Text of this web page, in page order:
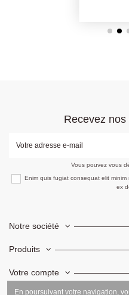
Recevez
Vous pouvez vous
Enim quis fugiat consequat elit
ex
Notre société
Produits
Votre compte
En poursuivant votre navigation,